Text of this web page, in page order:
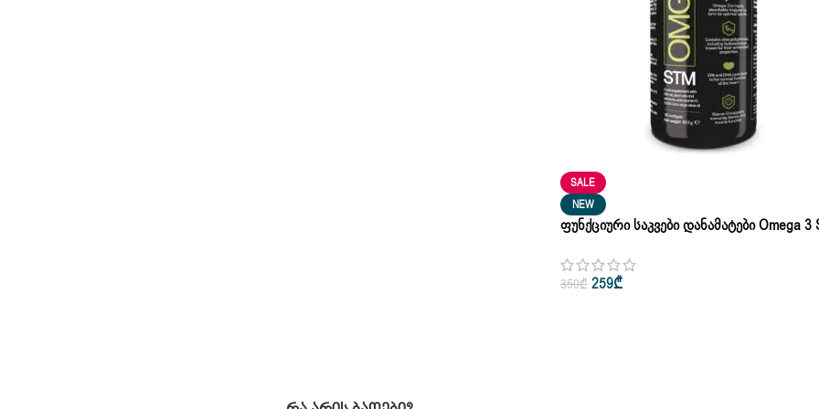
SALE
NEW
Ფუნქციური Საკვები Დანამატები Omega 3
350₾ 259₾